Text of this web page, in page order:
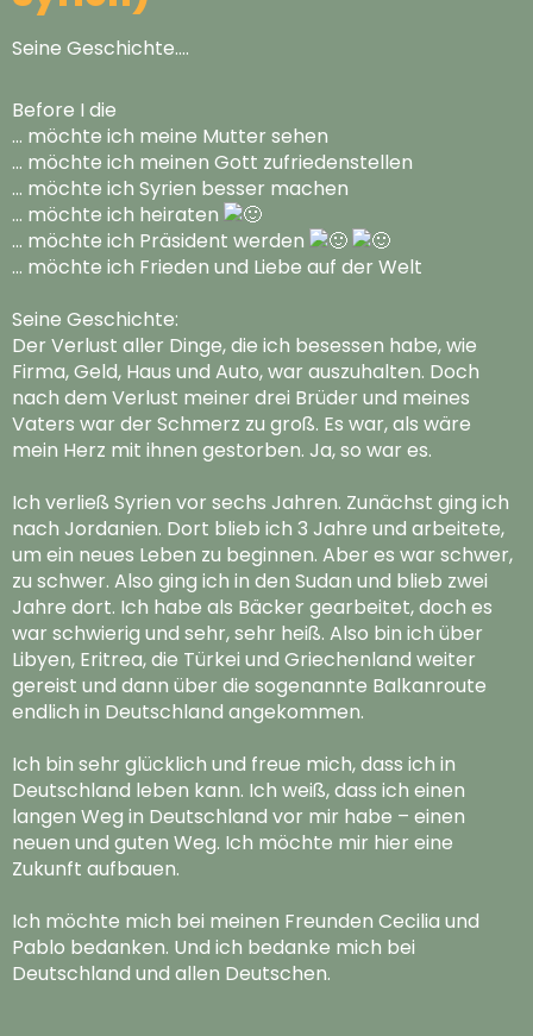
Seine Geschichte….
Before I die
… möchte ich meine Mutter sehen
… möchte ich meinen Gott zufriedenstellen
… möchte ich Syrien besser machen
… möchte ich heiraten
… möchte ich Präsident werden
… möchte ich Frieden und Liebe auf der Welt
Seine Geschichte:
Der Verlust aller Dinge, die ich besessen habe, wie
Firma, Geld, Haus und Auto, war auszuhalten. Doch
nach dem Verlust meiner drei Brüder und meines
Vaters war der Schmerz zu groß. Es war, als wäre
mein Herz mit ihnen gestorben. Ja, so war es.
Ich verließ Syrien vor sechs Jahren. Zunächst ging ich
nach Jordanien. Dort blieb ich 3 Jahre und arbeitete,
um ein neues Leben zu beginnen. Aber es war schwer,
zu schwer. Also ging ich in den Sudan und blieb zwei
Jahre dort. Ich habe als Bäcker gearbeitet, doch es
war schwierig und sehr, sehr heiß. Also bin ich über
Libyen, Eritrea, die Türkei und Griechenland weiter
gereist und dann über die sogenannte Balkanroute
endlich in Deutschland angekommen.
Ich bin sehr glücklich und freue mich, dass ich in
Deutschland leben kann. Ich weiß, dass ich einen
langen Weg in Deutschland vor mir habe – einen
neuen und guten Weg. Ich möchte mir hier eine
Zukunft aufbauen.
Ich möchte mich bei meinen Freunden Cecilia und
Pablo bedanken. Und ich bedanke mich bei
Deutschland und allen Deutschen.